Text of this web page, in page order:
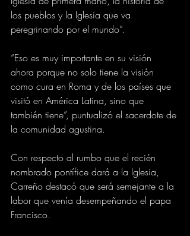
los pueblos y la Iglesia que va
peregrinando por el mundo”.
“Eso es muy importante en su visión
ahora porque no solo tiene la visión
como cura en Roma y de los países que
visitó en América Latina, sino que
también tiene”, puntualizó el sacerdote de
la comunidad agustina.
Con respecto al rumbo que el recién
nombrado pontífice dará a la Iglesia,
Carreño destacó que será semejante a la
labor que venía desempeñando el papa
Francisco.